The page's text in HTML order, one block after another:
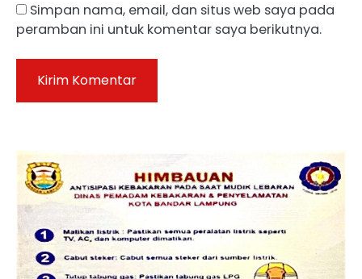
Simpan nama, email, dan situs web saya pada
peramban ini untuk komentar saya berikutnya.